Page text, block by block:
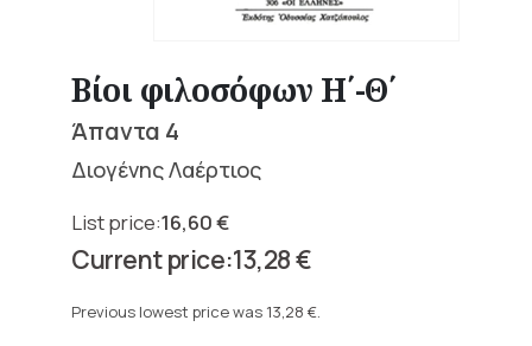
Βίοι φιλοσόφων Η΄-Θ΄
Άπαντα 4
Διογένης Λαέρτιος
16,60€
Original
price
16,60 €.
13,28€
price
Previous lowest price was 13,28 €.